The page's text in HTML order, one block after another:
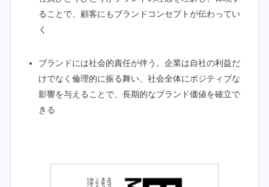
ることで、顧客にもブランドコンセプトが伝わってい
く
ブランドには社会的責任が伴う。企業は自社の利益だ
けでなく倫理的に振る舞い、社会全体にポジティブな
影響を与えることで、長期的なブランド価値を確立で
きる